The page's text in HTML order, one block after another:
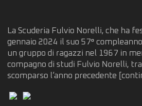
La Scuderia Fulvio Norelli, che ha
gennaio 2024 il suo 57°
un gruppo di ragazzi nel 1967 in
compagno di studi Fulvio Norelli,
scomparso l’anno precedente